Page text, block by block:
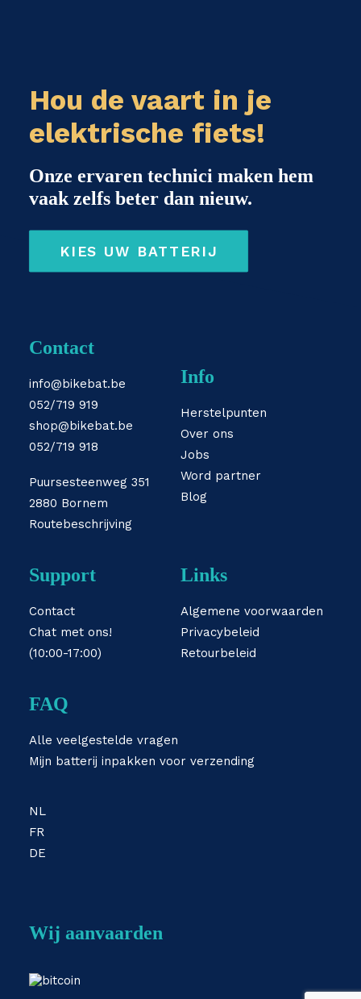
Hou de vaart in je
elektrische fiets!
Onze ervaren technici maken hem
vaak zelfs beter dan nieuw.
KIES UW BATTERIJ
Contact
info@bikebat.be
052/719 919
shop@bikebat.be
052/719 918
Puursesteenweg 351
2880 Bornem
Routebeschrijving
Info
Herstelpunten
Over ons
Jobs
Word partner
Blog
Support
Contact
Chat met ons!
(10:00-17:00)
Links
Algemene voorwaarden
Privacybeleid
Retourbeleid
FAQ
Alle veelgestelde vragen
Mijn batterij inpakken voor verzending
NL
FR
DE
Wij aanvaarden